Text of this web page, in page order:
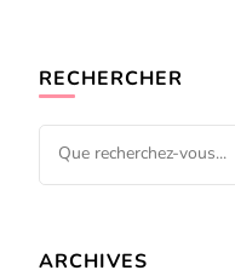
RECHERCHER
Vous
recherchiez
ARCHIVES